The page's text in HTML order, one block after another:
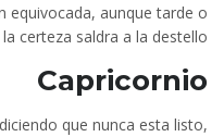
equivocada, aunque tarde o
certeza saldra a la destello.
Capricornio
que nunca esta listo,